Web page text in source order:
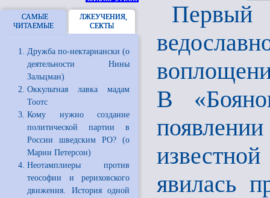
САМЫЕ
ЧИТАЕМЫЕ
ЛЖЕУЧЕНИЯ,
СЕКТЫ
Дружба по-нектариански (о
деятельности Нины
Зальцман)
Оккультная лавка мадам
Тоотс
Кому нужно создание
политической партии в
России шведским РО? (о
Марии Петерсон)
Неотамплиеры против
теософии и рериховского
движения. История одной
Первый
В
явилась